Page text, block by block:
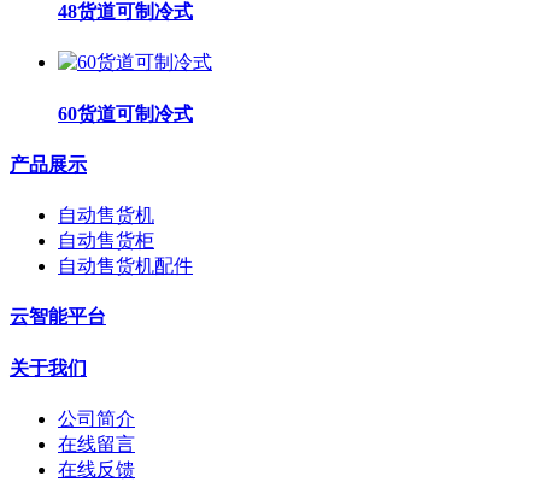
48货道可制冷式
60货道可制冷式
产品展示
自动售货机
自动售货柜
自动售货机配件
云智能平台
关于我们
公司简介
在线留言
在线反馈